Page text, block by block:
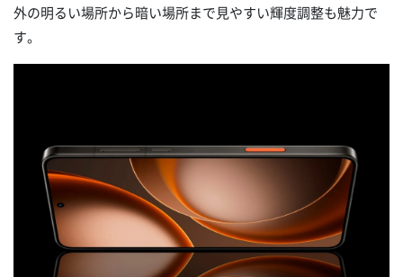
外の明るい場所から暗い場所まで見やすい輝度調整も魅力で
す。